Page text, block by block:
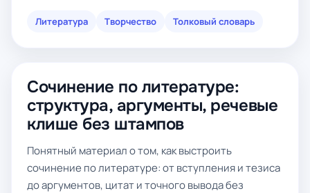
Литература Творчество Толковый словарь
Сочинение по литературе:
структура, аргументы, речевые
клише без штампов
Понятный материал о том, как выстроить
сочинение по литературе: от вступления и тезиса
до аргументов, цитат и точного вывода без